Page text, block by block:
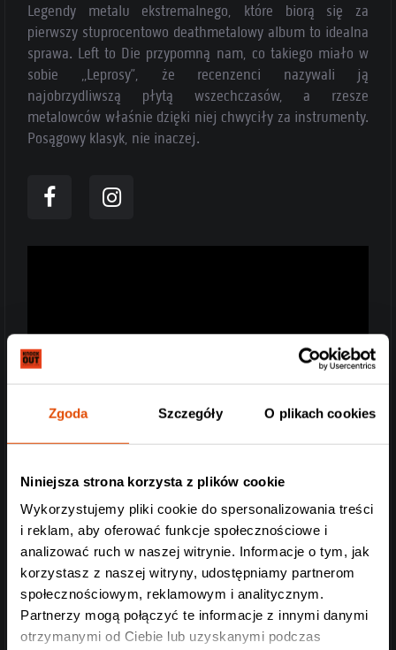
Zgoda Szczegóły O plikach cookies
Niniejsza strona korzysta z plików cookie
Wykorzystujemy pliki cookie do spersonalizowania treści
i reklam, aby oferować funkcje społecznościowe i
analizować ruch w naszej witrynie. Informacje o tym, jak
korzystasz z naszej witryny, udostępniamy partnerom
społecznościowym, reklamowym i analitycznym.
Partnerzy mogą połączyć te informacje z innymi danymi
otrzymanymi od Ciebie lub uzyskanymi podczas
Legendy metalu ekstremalnego, które biorą się za
pierwszy stuprocentowo deathmetalowy album to idealna
sprawa. Left to Die przypomną nam, co takiego miało w
sobie „Leprosy”, że recenzenci nazywali ją
najobrzydliwszą płytą wszechczasów, a rzesze
metalowców właśnie dzięki niej chwyciły za instrumenty.
Posągowy klasyk, nie inaczej.